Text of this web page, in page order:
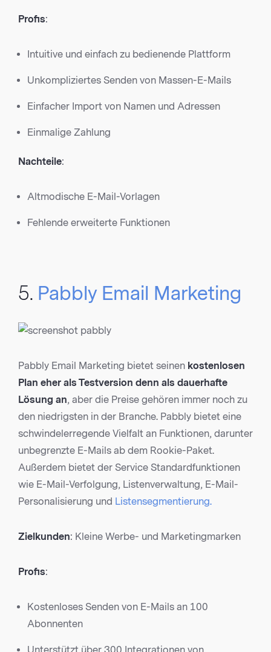
Profis:
Intuitive und einfach zu bedienende Plattform
Unkompliziertes Senden von Massen-E-Mails
Einfacher Import von Namen und Adressen
Einmalige Zahlung
Nachteile:
Altmodische E-Mail-Vorlagen
Fehlende erweiterte Funktionen
5. Pabbly Email Marketing
Pabbly Email Marketing bietet seinen kostenlosen
Plan eher als Testversion denn als dauerhafte
Lösung an, aber die Preise gehören immer noch zu
den niedrigsten in der Branche. Pabbly bietet eine
schwindelerregende Vielfalt an Funktionen, darunter
unbegrenzte E-Mails ab dem Rookie-Paket.
Außerdem bietet der Service Standardfunktionen
wie E-Mail-Verfolgung, Listenverwaltung, E-Mail-
Personalisierung und Listensegmentierung.
Zielkunden: Kleine Werbe- und Marketingmarken
Profis:
Kostenloses Senden von E-Mails an 100
Abonnenten